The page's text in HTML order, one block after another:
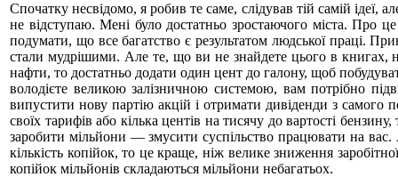
Спочатку несвідомо, я робив те саме, слідував тій самій ідеї,
не відступаю. Мені було достатньо зростаючого міста. Про
подумати, що все багатство є результатом людської праці.
стали мудрішими. Але те, що ви не знайдете цього в
нафти, то достатньо додати один цент до галону, щоб
володієте великою залізничною системою, вам потрібно
випустити нову партію акцій і отримати дивіденди з
своїх тарифів або кілька центів на тисячу до вартості
заробити мільйони — змусити суспільство працювати на
кількість копійок, то це краще, ніж велике зниження
копійок мільйонів складаються мільйони небагатьох.